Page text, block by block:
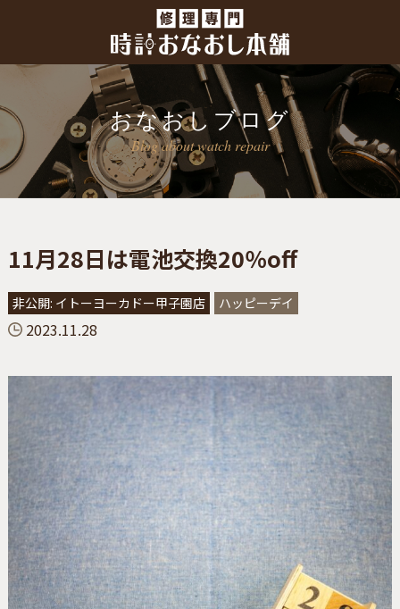
おなおしブログ
Blog about watch repair
11月28日は電池交換20％off
非公開: イトーヨーカドー甲子園店 ハッピーデイ
2023.11.28